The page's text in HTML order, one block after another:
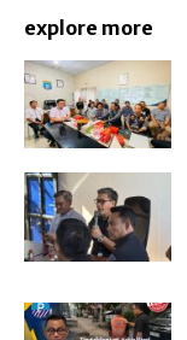
explore more